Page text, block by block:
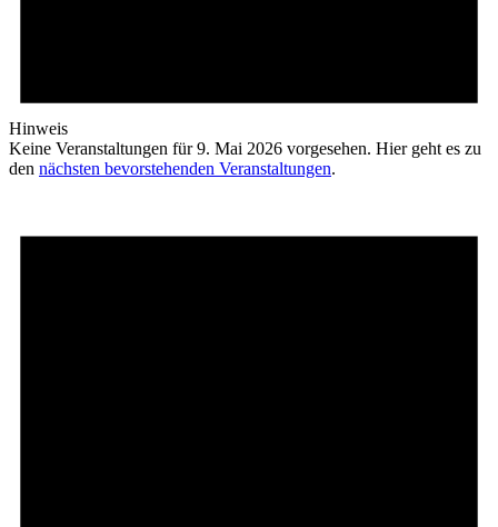
Hinweis
Keine Veranstaltungen für 9. Mai 2026 vorgesehen. Hier geht es zu
den nächsten bevorstehenden Veranstaltungen.